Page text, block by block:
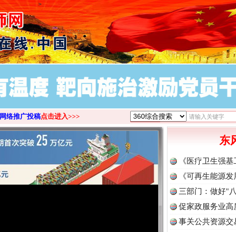
>
网络推广投稿点击进入>>>
东
《医疗卫生强
《可再生能源
三部门：做好"
促家政服务业高
事关公共资源